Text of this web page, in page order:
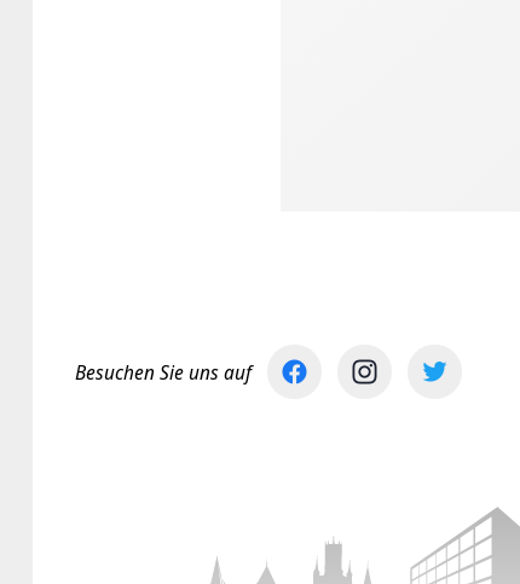
Besuchen Sie uns auf